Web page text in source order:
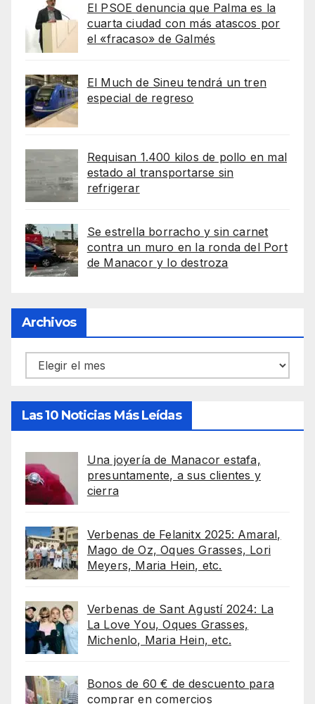
El PSOE denuncia que Palma es la
cuarta ciudad con más atascos por
el «fracaso» de Galmés
El Much de Sineu tendrá un tren
especial de regreso
Requisan 1.400 kilos de pollo en mal
estado al transportarse sin
refrigerar
Se estrella borracho y sin carnet
contra un muro en la ronda del Port
de Manacor y lo destroza
Archivos
Archivos
Las 10 Noticias Más Leídas
Una joyería de Manacor estafa,
presuntamente, a sus clientes y
cierra
Verbenas de Felanitx 2025: Amaral,
Mago de Oz, Oques Grasses, Lori
Meyers, Maria Hein, etc.
Verbenas de Sant Agustí 2024: La
La Love You, Oques Grasses,
Michenlo, Maria Hein, etc.
Bonos de 60 € de descuento para
comprar en comercios